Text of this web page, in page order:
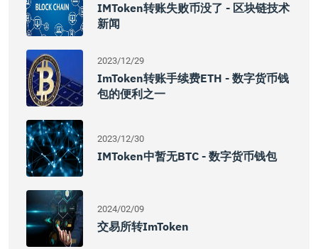
IMToken转账失败币没了 - 区块链技术
新闻
2023/12/29
ImToken转账手续费ETH - 数字货币钱
包的便利之一
2023/12/30
IMToken中暂无BTC - 数字货币钱包
2024/02/09
交易所转imToken